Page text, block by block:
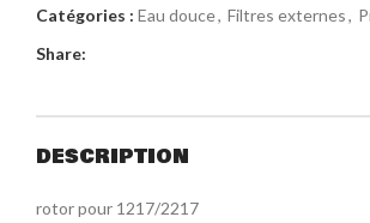
Catégories : Eau douce, Filtres externes,
Share:
DESCRIPTION
rotor pour 1217/2217